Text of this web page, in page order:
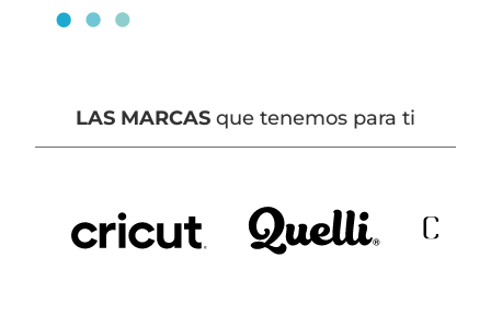
LAS MARCAS que tenemos para ti